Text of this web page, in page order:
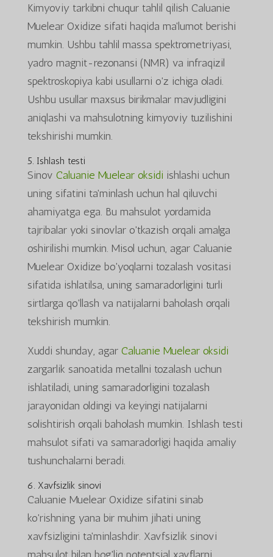
Kimyoviy tarkibni chuqur tahlil qilish Caluanie
Muelear Oxidize sifati haqida ma'lumot berishi
mumkin. Ushbu tahlil massa spektrometriyasi,
yadro magnit-rezonansi (NMR) va infraqizil
spektroskopiya kabi usullarni o'z ichiga oladi.
Ushbu usullar maxsus birikmalar mavjudligini
aniqlashi va mahsulotning kimyoviy tuzilishini
tekshirishi mumkin.
5. Ishlash testi
Sinov Caluanie Muelear oksidi ishlashi uchun
uning sifatini ta'minlash uchun hal qiluvchi
ahamiyatga ega. Bu mahsulot yordamida
tajribalar yoki sinovlar o'tkazish orqali amalga
oshirilishi mumkin. Misol uchun, agar Caluanie
Muelear Oxidize bo'yoqlarni tozalash vositasi
sifatida ishlatilsa, uning samaradorligini turli
sirtlarga qo'llash va natijalarni baholash orqali
tekshirish mumkin.
Xuddi shunday, agar Caluanie Muelear oksidi
zargarlik sanoatida metallni tozalash uchun
ishlatiladi, uning samaradorligini tozalash
jarayonidan oldingi va keyingi natijalarni
solishtirish orqali baholash mumkin. Ishlash testi
mahsulot sifati va samaradorligi haqida amaliy
tushunchalarni beradi.
6. Xavfsizlik sinovi
Caluanie Muelear Oxidize sifatini sinab
ko'rishning yana bir muhim jihati uning
xavfsizligini ta'minlashdir. Xavfsizlik sinovi